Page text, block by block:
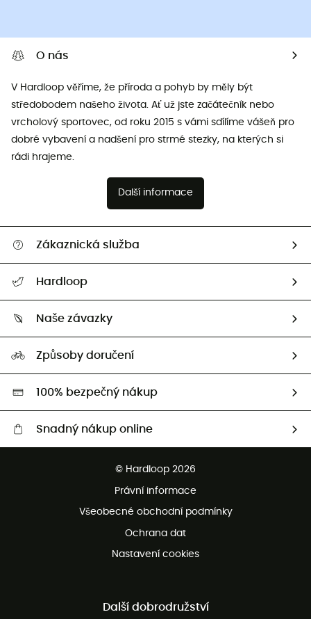
O nás
V Hardloop věříme, že příroda a pohyb by měly být
středobodem našeho života. Ať už jste začátečník nebo
vrcholový sportovec, od roku 2015 s vámi sdílíme vášeň pro
dobré vybavení a nadšení pro strmé stezky, na kterých si
rádi hrajeme.
Další informace
Zákaznická služba
Vrácení zboží a peněz
Hardloop
Naši Ambasadoři
Naše závazky
Second hand
HardGreen
Způsoby doručení
100% bezpečný nákup
Snadný nákup online
Bezplatné vrácení do 100 dnů
Bezplatná zákaznická služba
© Hardloop 2026
Právní informace
Všeobecné obchodní podmínky
Ochrana dat
Nastavení cookies
Další dobrodružství